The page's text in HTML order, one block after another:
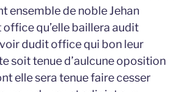
ensemble de noble Jehan
qu’elle baillera audit
dudit office qui bon leur
soit tenue d’aulcune oposition
elle sera tenue faire cesser